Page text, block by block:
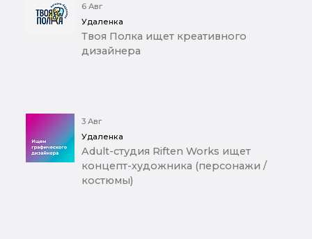
6 Авг
Удаленка
Твоя Полка ищет креативного
дизайнера
3 Авг
Удаленка
Adult-студия Riften Works ищет
концепт-художника (персонажи /
костюмы)